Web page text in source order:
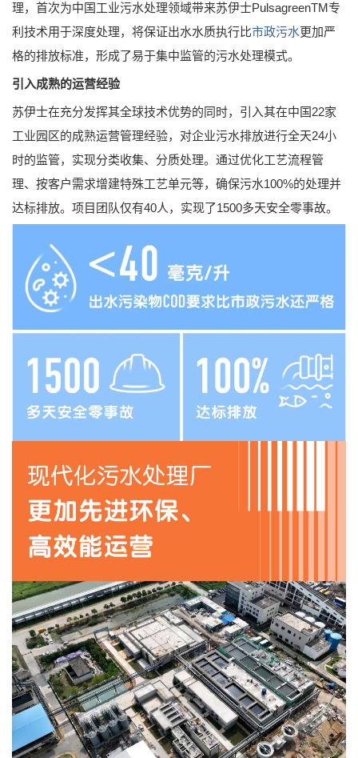
理，首次为中国工业污水处理领域带来苏伊士PulsagreenTM专
利技术用于深度处理，将保证出水水质执行比市政污水更加严
格的排放标准，形成了易于集中监管的污水处理模式。
引入成熟的运营经验
苏伊士在充分发挥其全球技术优势的同时，引入其在中国22家
工业园区的成熟运营管理经验，对企业污水排放进行全天24小
时的监管，实现分类收集、分质处理。通过优化工艺流程管
理、按客户需求增建特殊工艺单元等，确保污水100%的处理并
达标排放。项目团队仅有40人，实现了1500多天安全零事故。